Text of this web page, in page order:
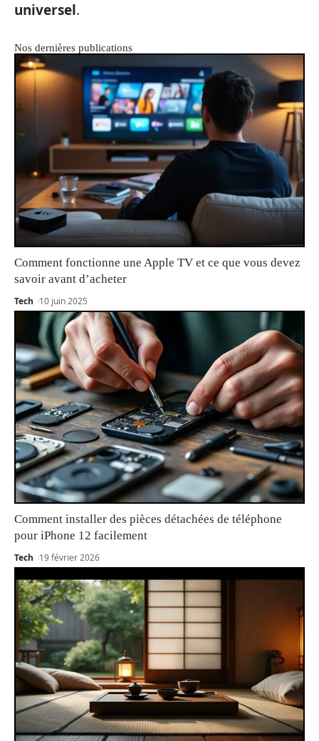
universel.
Nos dernières publications
Comment fonctionne une Apple TV et ce que vous devez
savoir avant d’acheter
Tech 10 juin 2025
Comment installer des pièces détachées de téléphone
pour iPhone 12 facilement
Tech 19 février 2026